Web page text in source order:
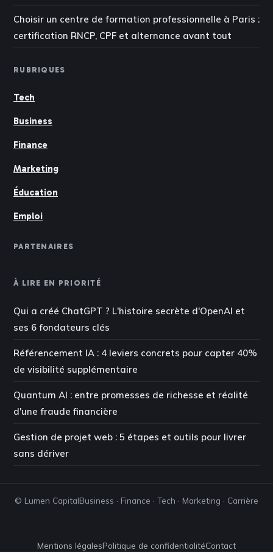
Choisir un centre de formation professionnelle à Paris :
certification RNCP, CPF et alternance avant tout
RUBRIQUES
Tech
Business
Finance
Marketing
Éducation
Emploi
PARTENAIRES
À LIRE EN PRIORITÉ
Qui a créé ChatGPT ? L'histoire secrète d'OpenAI et
ses 6 fondateurs clés
Référencement IA : 4 leviers concrets pour capter 40%
de visibilité supplémentaire
Quantum AI : entre promesses de richesse et réalité
d'une fraude financière
Gestion de projet web : 5 étapes et outils pour livrer
sans dériver
© Lumen CapitalBusiness · Finance · Tech · Marketing · Carrière
Mentions légalesPolitique de confidentialitéContact